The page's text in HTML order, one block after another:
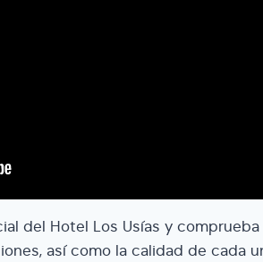
del Hotel Los Usías y
así como la calidad de cada